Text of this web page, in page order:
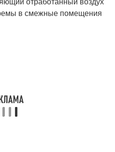
вентиляция
в смежные помещения